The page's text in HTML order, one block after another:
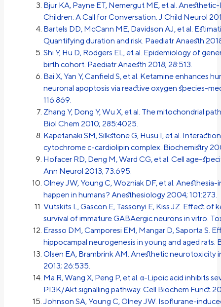
Bjur KA, Payne ET, Nemergut ME, et al.
Children: A Call for Conversation. J Child Neurol
Bartels DD, McCann ME, Davidson AJ, et al.
Quantifying duration and risk. Paediatr Anaesth
Shi Y, Hu D, Rodgers EL, et al. Epidemiology of
birth cohort. Paediatr Anaesth 2018; 28:513.
Bai X, Yan Y, Canfield S, et al. Ketamine enhances
neuronal apoptosis via reactive oxygen species-
116:869.
Zhang Y, Dong Y, Wu X, et al. The mitochondrial
Biol Chem 2010; 285:4025.
Kapetanaki SM, Silkstone G, Husu I, et al.
cytochrome c-cardiolipin complex. Biochemistry
Hofacer RD, Deng M, Ward CG, et al. Cell age-
Ann Neurol 2013; 73:695.
Olney JW, Young C, Wozniak DF, et al.
happen in humans? Anesthesiology 2004; 101:273.
Vutskits L, Gascon E, Tassonyi E, Kiss JZ. Effect
survival of immature GABAergic neurons in vitro.
Erasso DM, Camporesi EM, Mangar D, Saporta S.
hippocampal neurogenesis in young and aged rats.
Olsen EA, Brambrink AM. Anesthetic neurotoxicity
2013; 26:535.
Ma R, Wang X, Peng P, et al. α-Lipoic acid inhibits
PI3K/Akt signalling pathway. Cell Biochem Funct
Johnson SA, Young C, Olney JW. Isoflurane-